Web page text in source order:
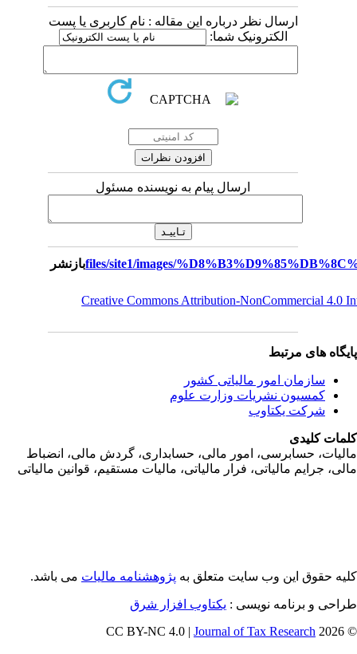
ارسال نظر درباره این مقاله : نام کاربری یا پست
الکترونیک شما:
ارسال پیام به نویسنده مسئول
بازنشر
Creative Commons Attribution-NonCommercial 4.0
های مرتبط
سازمان امور مالياتی کشور
کمسیون نشریات وزارت علوم
شرکت یکتاوب
کلیدی
حسابرسی، امور مالی، حسابداری، گردش مالی، انضباط
جرايم مالياتی، فرار مالياتی، ماليات مستقيم، قوانين مالياتی
حقوق این وب سایت متعلق بهپژوهشنامه مالیاتمی باشد.
و برنامه نویسی : یکتاوب افزار شرق
©
Journal of Tax Research